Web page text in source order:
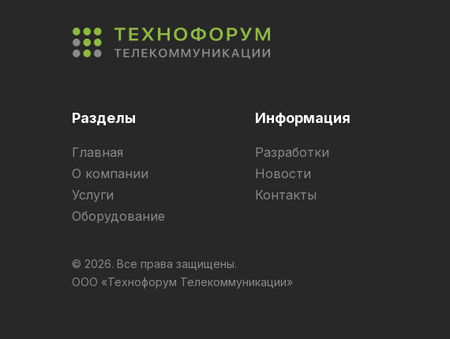
Разделы Информация
Главная
О компании
Услуги
Оборудование
Разработки
Новости
Контакты
© 2026. Все права защищены.
ООО «Технофорум Телекоммуникации»